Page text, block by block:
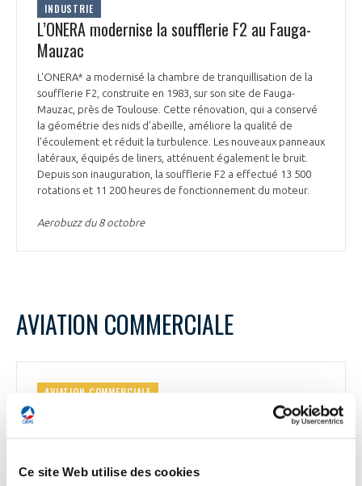
Ce site Web utilise des cookies
INDUSTRIE
L’ONERA modernise la soufflerie F2 au Fauga-
Mauzac
L'ONERA* a modernisé la chambre de tranquillisation de la
soufflerie F2, construite en 1983, sur son site de Fauga-
Mauzac, près de Toulouse. Cette rénovation, qui a conservé
la géométrie des nids d’abeille, améliore la qualité de
l’écoulement et réduit la turbulence. Les nouveaux panneaux
latéraux, équipés de liners, atténuent également le bruit.
Depuis son inauguration, la soufflerie F2 a effectué 13 500
rotations et 11 200 heures de fonctionnement du moteur.
Aerobuzz du 8 octobre
AVIATION COMMERCIALE
AVIATION COMMERCIALE
La flotte d'A380 de Lufthansa bientôt au
complet
de ses appareils a quitté Teruel en septembre pour une